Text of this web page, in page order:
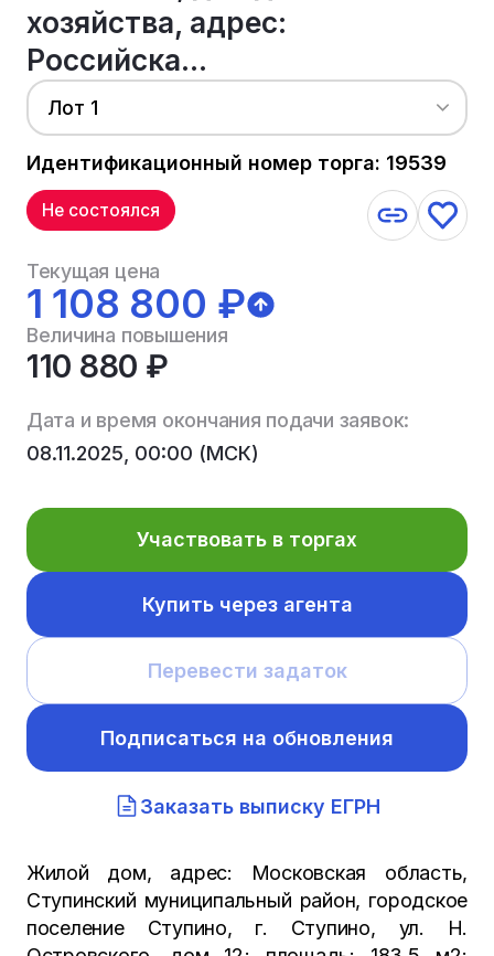
хозяйства, адрес:
Российска...
Лот 1
Идентификационный номер торга: 19539
Не состоялся
Текущая цена
1 108 800 ₽
Величина повышения
110 880 ₽
Дата и время окончания подачи заявок:
08.11.2025, 00:00 (МСК)
Участвовать в торгах
Купить через агента
Перевести задаток
Подписаться на обновления
Заказать выписку ЕГРН
Жилой дом, адрес: Московская область,
Ступинский муниципальный район, городское
поселение Ступино, г. Ступино, ул. Н.